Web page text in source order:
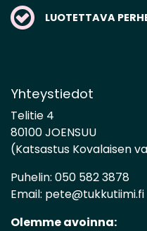
LUOTETTAVA
Yhteystiedot
Telitie 4
80100 JOENSUU
(Katsastus Kovalaisen
Puhelin: 050 582 3878
Email: pete@tukkutiimi.fi
Olemme avoinna: